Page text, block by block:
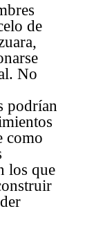
de
No
podrían
como
los que